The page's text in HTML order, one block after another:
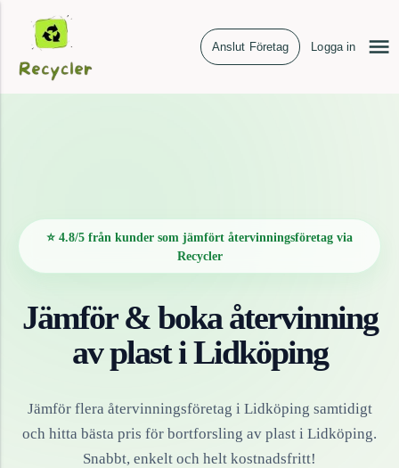
Anslut Företag Logga in
⭐ 4.8/5 från kunder som jämfört återvinningsföretag via
Recycler
Jämför & boka återvinning
avplastiLidköping
Jämför flera återvinningsföretag i Lidköping samtidigt
och hitta bästa pris för bortforsling av plast i Lidköping.
Snabbt, enkelt och helt kostnadsfritt!